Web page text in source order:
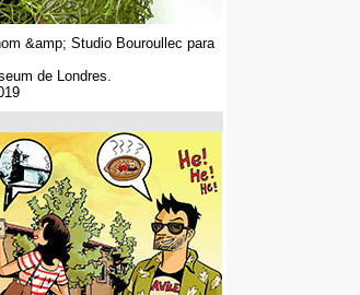
&amp; Studio Bouroullec para
de Londres.